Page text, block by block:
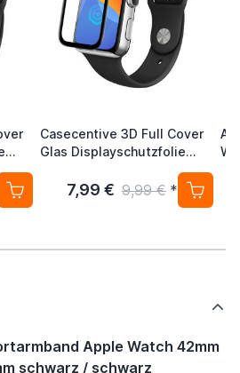
Casecentive 3D Full Cover
Glas Displayschutzfolie
7,99 € 9,99 € *
Apple Watch 42mm
schwarz / schwarz